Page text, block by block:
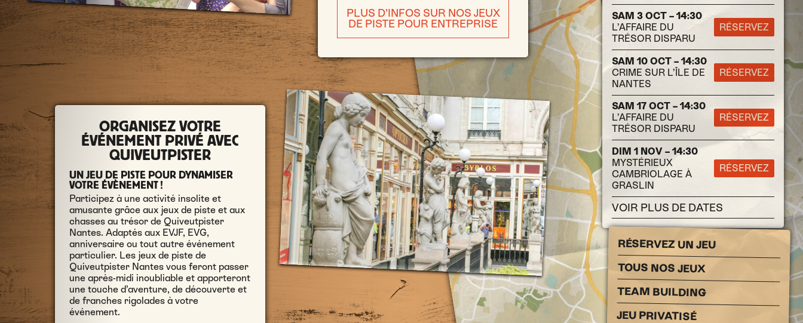
SAM 3 OCT – 14:30
L’AFFAIRE DU
TRÉSOR DISPARU
RÉSERVEZ
SAM 10 OCT – 14:30
CRIME SUR L’ÎLE DE
NANTES
RÉSERVEZ
SAM 17 OCT – 14:30
L’AFFAIRE DU
TRÉSOR DISPARU
RÉSERVEZ
DIM 1 NOV – 14:30
MYSTÉRIEUX
CAMBRIOLAGE À
GRASLIN
RÉSERVEZ
VOIR PLUS DE DATES
RÉSERVEZ UN JEU
TOUS NOS JEUX
TEAM BUILDING
JEU PRIVATISÉ
PLUS D’INFOS SUR NOS JEUX
DE PISTE POUR ENTREPRISE
ORGANISEZ VOTRE
ÉVÉNEMENT PRIVÉ AVEC
QUIVEUTPISTER
UN JEU DE PISTE POUR DYNAMISER
VOTRE ÉVÈNEMENT !
Participez à une activité insolite et
amusante grâce aux jeux de piste et aux
chasses au trésor de Quiveutpister
Nantes. Adaptés aux EVJF, EVG,
anniversaire ou tout autre événement
particulier. Les jeux de piste de
Quiveutpister Nantes vous feront passer
une après-midi inoubliable et apporteront
une touche d’aventure, de découverte et
de franches rigolades à votre
événement.